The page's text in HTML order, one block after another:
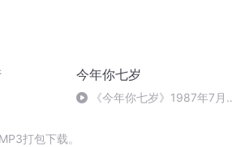
今年你七岁
《今年你七岁》1987年7月2
打包下载。